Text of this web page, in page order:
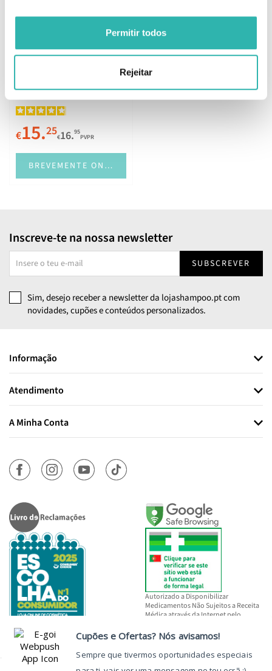
Permitir todos
Rejeitar
BREVEMENTE ONLINE BREVEMENTE ONLINE
Comprimidos
€15.25€16.95
PVPR
BREVEMENTE ONLINE
Inscreve-te na nossa newsletter
SUBSCREVER
Sim, desejo receber a newsletter da lojashampoo.pt com
novidades, cupões e conteúdos personalizados.
Informação
Atendimento
A Minha Conta
Autorizado a Disponibilizar
Medicamentos Não Sujeitos a Receita
Médica através da Internet pelo